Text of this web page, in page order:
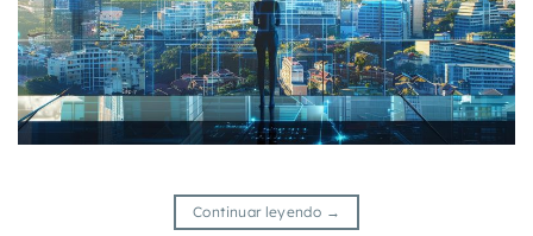
Continuar leyendo →